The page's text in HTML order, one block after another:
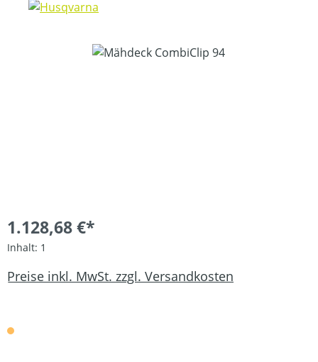
Bildergalerie überspringen
1.128,68 €*
Inhalt: 1
Preise inkl. MwSt. zzgl. Versandkosten